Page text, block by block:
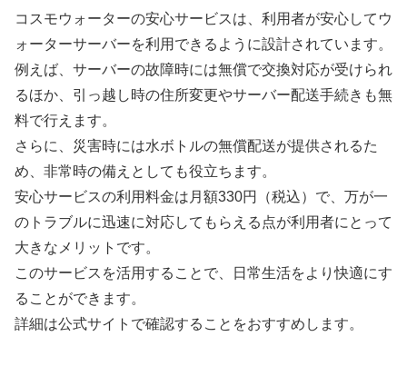
コスモウォーターの安心サービスは、利用者が安心してウ
ォーターサーバーを利用できるように設計されています。
例えば、サーバーの故障時には無償で交換対応が受けられ
るほか、引っ越し時の住所変更やサーバー配送手続きも無
料で行えます。
さらに、災害時には水ボトルの無償配送が提供されるた
め、非常時の備えとしても役立ちます。
安心サービスの利用料金は月額330円（税込）で、万が一
のトラブルに迅速に対応してもらえる点が利用者にとって
大きなメリットです。
このサービスを活用することで、日常生活をより快適にす
ることができます。
詳細は公式サイトで確認することをおすすめします。